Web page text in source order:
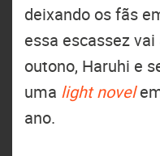
deixando os fãs
essa escassez
outono, Haruhi e
uma light novel
ano.